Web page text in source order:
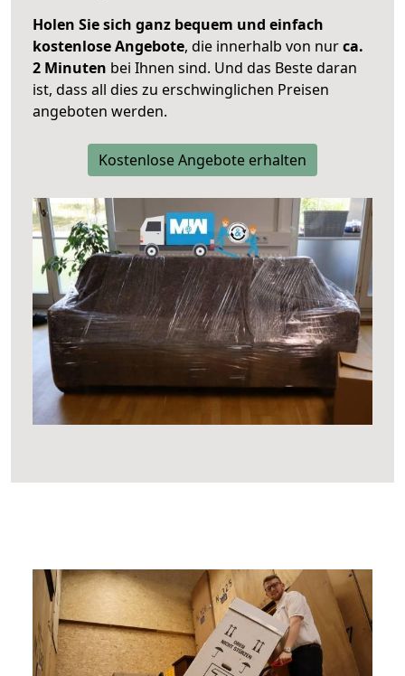
Holen Sie sich ganz bequem und einfach
kostenlose Angebote, die innerhalb von nurca.
2 Minuten bei Ihnen sind. Und das Beste daran
ist, dass all dies zu erschwinglichen Preisen
angeboten werden.
Kostenlose Angebote erhalten